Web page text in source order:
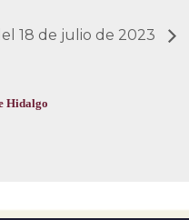
18 de julio de 2023
Hidalgo